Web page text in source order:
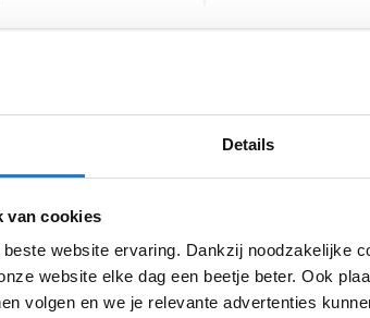
Details
van cookies
website ervaring. Dankzij noodzakelijke
website elke dag een beetje beter. Ook
volgen en we je relevante advertenties
vacatures
Op dit moment hebben we in deze
benieuwd naar enthousiaste mensen
pagina. Daar vind je een